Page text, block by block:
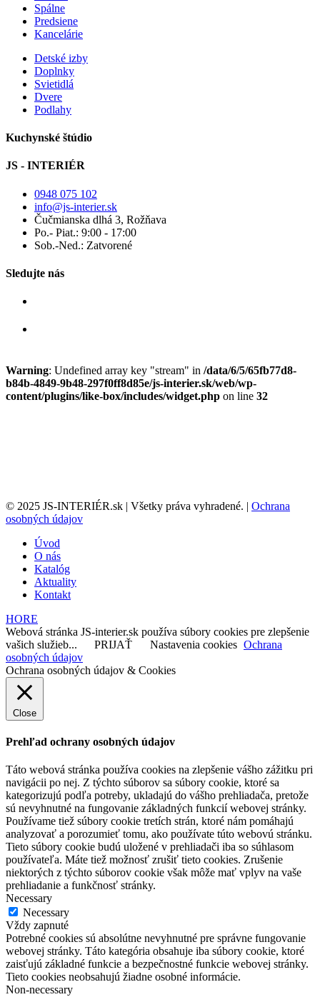
Spálne
Predsiene
Kancelárie
Detské izby
Doplnky
Svietidlá
Dvere
Podlahy
Kuchynské štúdio
JS - INTERIÉR
0948 075 102
info@js-interier.sk
Čučmianska dlhá 3, Rožňava
Po.- Piat.: 9:00 - 17:00
Sob.-Ned.: Zatvorené
Sledujte nás
Warning: Undefined array key "stream" in /data/6/5/65fb77d8-
b84b-4849-9b48-297f0ff8d85e/js-interier.sk/web/wp-
content/plugins/like-box/includes/widget.php on line 32
© 2025 JS-INTERIÉR.sk | Všetky práva vyhradené. | Ochrana
osobných údajov
Úvod
O nás
Katalóg
Aktuality
Kontakt
HORE
Webová stránka JS-interier.sk používa súbory cookies pre zlepšenie
vašich služieb...
PRIJAŤ Nastavenia cookies Ochrana
osobných údajov
Ochrana osobných údajov & Cookies
Close
Prehľad ochrany osobných údajov
Táto webová stránka používa cookies na zlepšenie vášho zážitku pri
navigácii po nej. Z týchto súborov sa súbory cookie, ktoré sa
kategorizujú podľa potreby, ukladajú do vášho prehliadača, pretože
sú nevyhnutné na fungovanie základných funkcií webovej stránky.
Používame tiež súbory cookie tretích strán, ktoré nám pomáhajú
analyzovať a porozumieť tomu, ako používate túto webovú stránku.
Tieto súbory cookie budú uložené v prehliadači iba so súhlasom
používateľa. Máte tiež možnosť zrušiť tieto cookies. Zrušenie
niektorých z týchto súborov cookie však môže mať vplyv na vaše
prehliadanie a funkčnosť stránky.
Necessary
Necessary
Vždy zapnuté
Potrebné cookies sú absolútne nevyhnutné pre správne fungovanie
webovej stránky. Táto kategória obsahuje iba súbory cookie, ktoré
zaisťujú základné funkcie a bezpečnostné funkcie webovej stránky.
Tieto cookies neobsahujú žiadne osobné informácie.
Non-necessary